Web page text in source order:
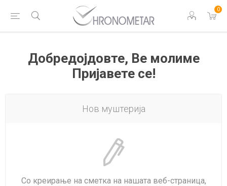
0
Добредојдовте, Ве молиме
Пријавете се!
Нов муштерија
Со креирање на сметка на нашата веб-страница,